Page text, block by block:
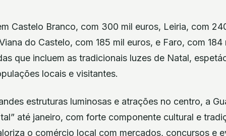
Castelo Branco, com 300 mil euros, Leiria, com
do Castelo, com 185 mil euros, e Faro, com 184
que incluem as tradicionais luzes de Natal,
locais e visitantes.
estruturas luminosas e atrações no centro, a
até janeiro, com forte componente cultural e
o comércio local com mercados, concursos e